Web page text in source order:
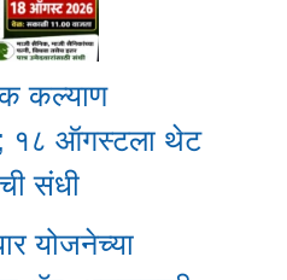
कल्याण
१८ ऑगस्टला थेट
संधी
योजनेच्या